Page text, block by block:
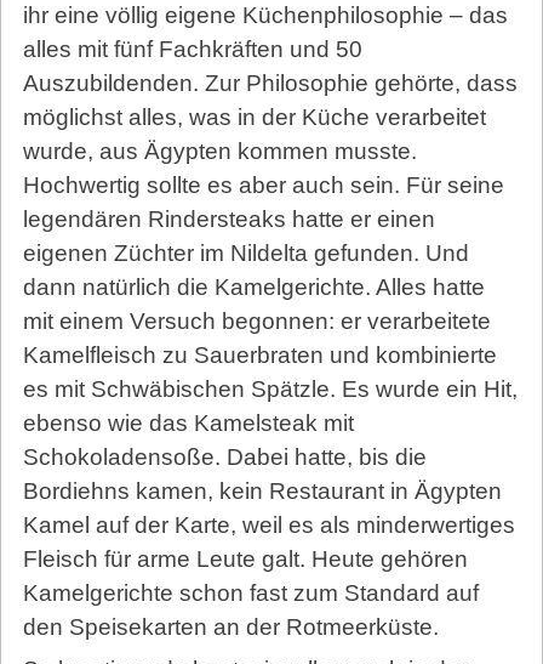
ihr eine völlig eigene Küchenphilosophie – das
alles mit fünf Fachkräften und 50
Auszubildenden. Zur Philosophie gehörte, dass
möglichst alles, was in der Küche verarbeitet
wurde, aus Ägypten kommen musste.
Hochwertig sollte es aber auch sein. Für seine
legendären Rindersteaks hatte er einen
eigenen Züchter im Nildelta gefunden. Und
dann natürlich die Kamelgerichte. Alles hatte
mit einem Versuch begonnen: er verarbeitete
Kamelfleisch zu Sauerbraten und kombinierte
es mit Schwäbischen Spätzle. Es wurde ein Hit,
ebenso wie das Kamelsteak mit
Schokoladensoße. Dabei hatte, bis die
Bordiehns kamen, kein Restaurant in Ägypten
Kamel auf der Karte, weil es als minderwertiges
Fleisch für arme Leute galt. Heute gehören
Kamelgerichte schon fast zum Standard auf
den Speisekarten an der Rotmeerküste.